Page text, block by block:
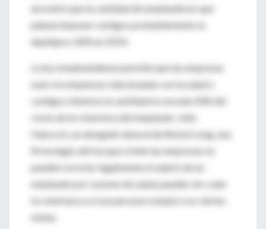
encontró que la cantidad de empleadores que
planea imponer castigos probablemente se
duplique a 36% en 2014.
La ley estadounidense permite que las empresas
usen recompensas relacionadas con la salud o
castigos mientras la cantidad no exceda 20% del
costo de la cobertura del empleado. John
Hancock, un abogado laboral de Butzel Long, una
firma legal, afirma que si bien las empresas no
pueden recortar legalmente el salario de un
empleado por razones de salud, pueden vin-cular
la cobertura a si esa persona cumple o no ciertas
metas.